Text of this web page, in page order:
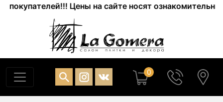
Цены на сайте носят ознакомительный
0